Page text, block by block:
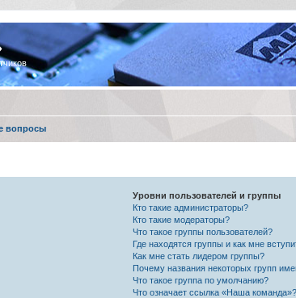
вопросы
Уровни пользователей и группы
Кто такие администраторы?
Кто такие модераторы?
Что такое группы пользователей?
Где находятся группы и как мне
Как мне стать лидером группы?
Почему названия некоторых групп
Что такое группа по умолчанию?
Что означает ссылка «Наша команда»?